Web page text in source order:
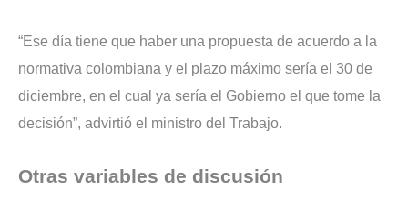
“Ese día tiene que haber una propuesta de acuerdo a la
normativa colombiana y el plazo máximo sería el 30 de
diciembre, en el cual ya sería el Gobierno el que tome la
decisión”, advirtió el ministro del Trabajo.
Otras variables de discusión